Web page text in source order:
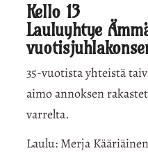
Kello 13
Lauluyhtye
35-vuotista yhteistä
aimo annoksen
varrelta.
Laulu: Merja